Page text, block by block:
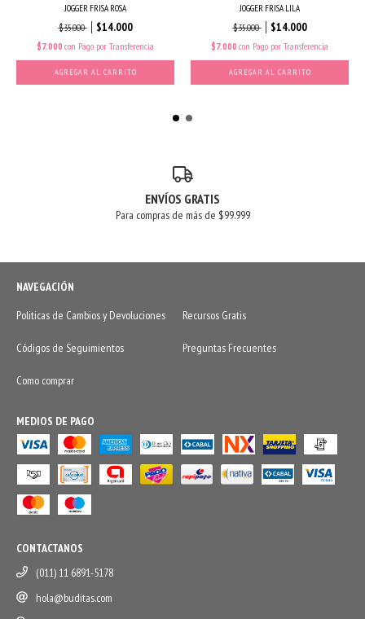
JOGGER FRISA ROSA
$35.000 $14.000
$7.000 con Pago por Transferencia
AGREGAR AL CARRITO
JOGGER FRISA LILA
$35.000 $14.000
$7.000 con Pago por Transferencia
AGREGAR AL CARRITO
ENVÍOS GRATIS
Para compras de más de $99.999
NAVEGACIÓN
Politicas de Cambios y Devoluciones
Recursos Gratis
Códigos de Seguimientos Preguntas Frecuentes
Como comprar
MEDIOS DE PAGO
CONTACTANOS
(011) 11 6891-5178
hola@buditas.com